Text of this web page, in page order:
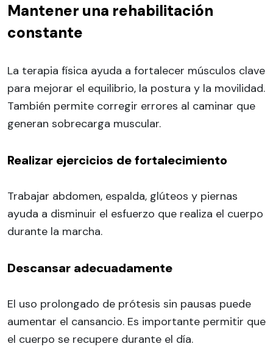
Mantener una rehabilitación
constante
La terapia física ayuda a fortalecer músculos clave
para mejorar el equilibrio, la postura y la movilidad.
También permite corregir errores al caminar que
generan sobrecarga muscular.
Realizar ejercicios de fortalecimiento
Trabajar abdomen, espalda, glúteos y piernas
ayuda a disminuir el esfuerzo que realiza el cuerpo
durante la marcha.
Descansar adecuadamente
El uso prolongado de prótesis sin pausas puede
aumentar el cansancio. Es importante permitir que
el cuerpo se recupere durante el día.